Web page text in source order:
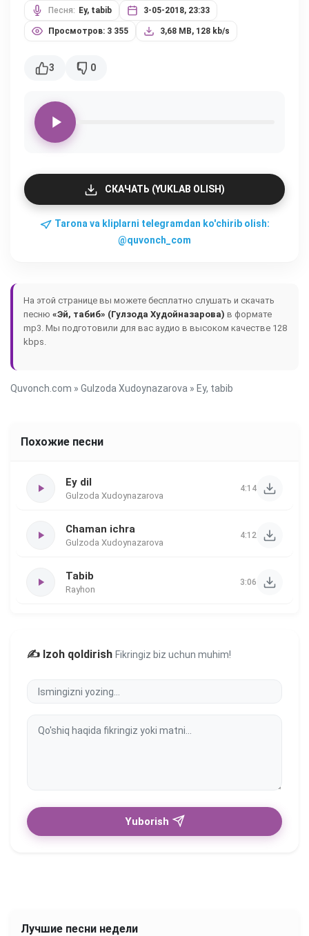
Песня: Ey, tabib 3-05-2018, 23:33
Просмотров: 3 355 3,68 MB, 128 kb/s
3 0
СКАЧАТЬ (YUKLAB OLISH)
Tarona va kliplarni telegramdan ko'chirib olish:
@quvonch_com
На этой странице вы можете бесплатно слушать и скачать
песню «Эй, табиб» (Гулзода Худойназарова) в формате
mp3. Мы подготовили для вас аудио в высоком качестве 128
kbps.
Quvonch.com » Gulzoda Xudoynazarova » Ey, tabib
Похожие песни
Ey dil
Gulzoda Xudoynazarova
4:14
Chaman ichra
Gulzoda Xudoynazarova
4:12
Tabib
Rayhon
3:06
✍️ Izoh qoldirish Fikringiz biz uchun muhim!
Yuborish
Лучшие песни недели